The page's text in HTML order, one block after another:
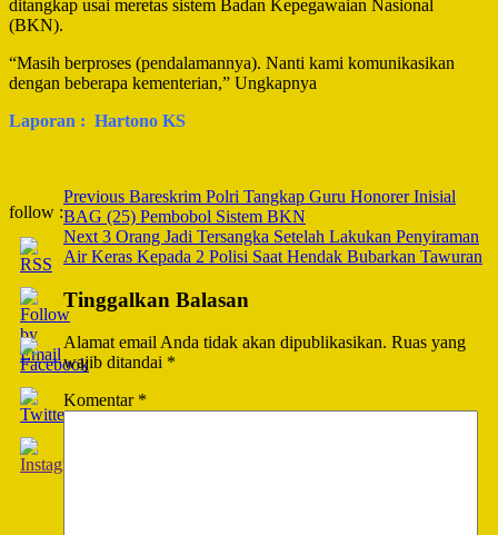
ditangkap usai meretas sistem Badan Kepegawaian Nasional
(BKN).
“Masih berproses (pendalamannya). Nanti kami komunikasikan
dengan beberapa kementerian,” Ungkapnya
Laporan : Hartono KS
follow :
Post
Navigation
Previous Bareskrim Polri Tangkap Guru Honorer Inisial
BAG (25) Pembobol Sistem BKN
Next 3 Orang Jadi Tersangka Setelah Lakukan Penyiraman
Air Keras Kepada 2 Polisi Saat Hendak Bubarkan Tawuran
Tinggalkan Balasan
Alamat email Anda tidak akan dipublikasikan. Ruas yang
wajib ditandai *
Komentar *